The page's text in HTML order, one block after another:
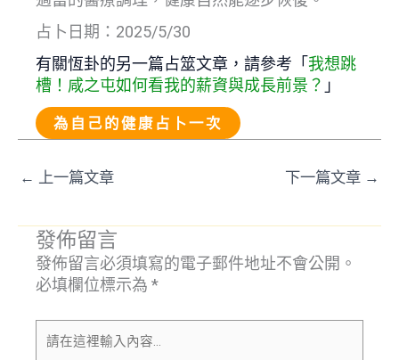
占卜日期：2025/5/30
有關恆卦的另一篇占筮文章，請參考「 我想跳
槽！咸之屯如何看我的薪資與成長前景？ 」
為自己的健康占卜一次
← 上一篇文章 下一篇文章 →
發佈留言
發佈留言必須填寫的電子郵件地址不會公開。
必填欄位標示為 *
在